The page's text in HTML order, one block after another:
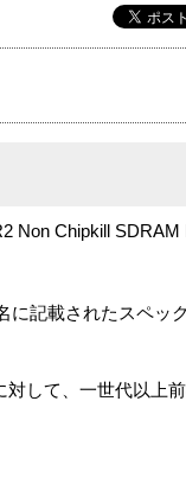
Non Chipkill
記載されたスペッ
して、一世代以上